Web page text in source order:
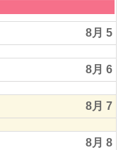
8月 5
8月 6
8月 7
8月 8